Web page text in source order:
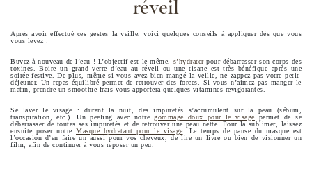
réveil
Après avoir effectué ces gestes la veille, voici quelques conseils à appliquer dès que vous
vous levez :
Buvez à nouveau de l’eau ! L’objectif est le même, s’hydraterpour débarrasser son corps des
toxines. Boire un grand verre d’eau au réveil ou une tisane est très bénéfique après une
soirée festive. De plus, même si vous avez bien mangé la veille, ne zappez pas votre petit-
déjeuner. Un repas équilibré permet de retrouver des forces. Si vous n’aimez pas manger le
matin, prendre un smoothie frais vous apportera quelques vitamines revigorantes.
Se laver le visage : durant la nuit, des impuretés s’accumulent sur la peau (sébum,
transpiration, etc.). Un peeling avec notregommage doux pour le visage permet de se
débarrasser de toutes ses impuretés et de retrouver une peau nette. Pour la sublimer, laissez
ensuite poser notre Masque hydratant pour le visage . Le temps de pause du masque est
l’occasion d’en faire un aussi pour vos cheveux, de lire un livre ou bien de visionner un
film, afin de continuer à vous reposer un peu.